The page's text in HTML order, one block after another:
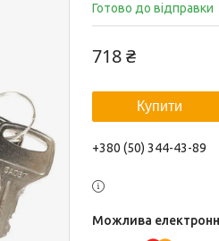
Готово до відправки
718 ₴
Купити
+380 (50) 344-43-89